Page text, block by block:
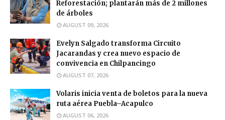
Reforestación; plantarán más de 2 millones
de árboles
AUGUST 09, 2026
Evelyn Salgado transforma Circuito
Jacarandas y crea nuevo espacio de
convivencia en Chilpancingo
AUGUST 07, 2026
Volaris inicia venta de boletos para la nueva
ruta aérea Puebla–Acapulco
AUGUST 06, 2026